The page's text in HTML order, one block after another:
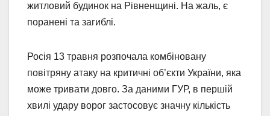
житловий будинок на Рівненщині. На жаль, є
поранені та загиблі.
Росія 13 травня розпочала комбіновану
повітряну атаку на критичні об’єкти України, яка
може тривати довго. За даними ГУР, в першій
хвилі удару ворог застосовує значну кількість